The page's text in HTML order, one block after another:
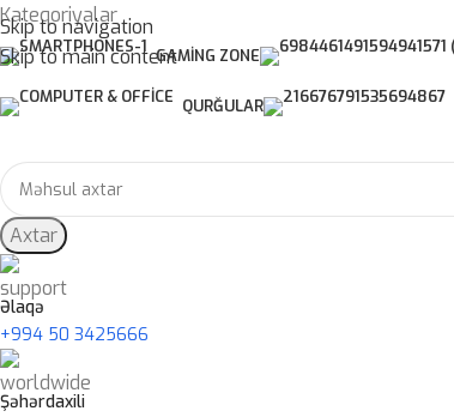
Skip to navigation
Skip to main content
Kateqoriyalar
GAMING ZONE
QURĞULAR
Axtar
Əlaqə
+994 50 3425666
Şəhərdaxili